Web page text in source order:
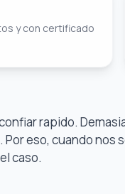
y con certificado
rapido.
eso, cuando nos
caso.